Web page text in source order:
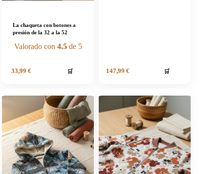
La chaqueta con botones a
presión de la 32 a la 52
Valorado con 4.5de 5
33,99 € 🛒 147,99€ 🛒